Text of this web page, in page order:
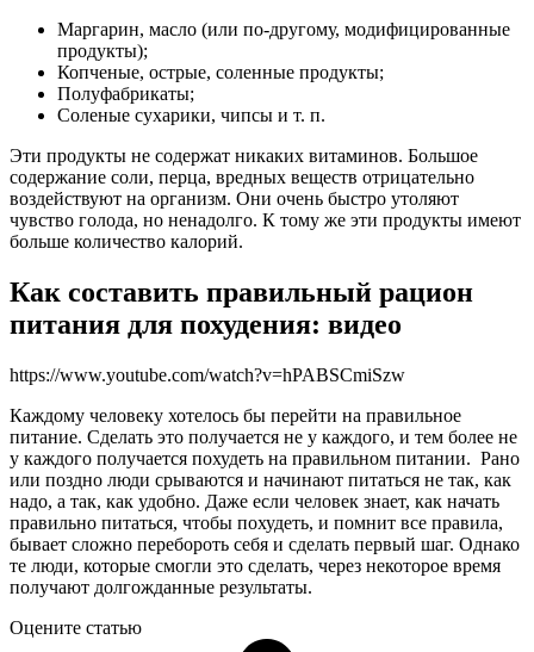
Маргарин, масло (или по-другому, модифицированные
продукты);
Копченые, острые, соленные продукты;
Полуфабрикаты;
Соленые сухарики, чипсы и т. п.
Эти продукты не содержат никаких витаминов. Большое
содержание соли, перца, вредных веществ отрицательно
воздействуют на организм. Они очень быстро утоляют
чувство голода, но ненадолго. К тому же эти продукты имеют
больше количество калорий.
Как составить правильный рацион
питания для похудения: видео
https://www.youtube.com/watch?v=hPABSCmiSzw
Каждому человеку хотелось бы перейти на правильное
питание. Сделать это получается не у каждого, и тем более не
у каждого получается похудеть на правильном питании. Рано
или поздно люди срываются и начинают питаться не так, как
надо, а так, как удобно. Даже если человек знает, как начать
правильно питаться, чтобы похудеть, и помнит все правила,
бывает сложно перебороть себя и сделать первый шаг. Однако
те люди, которые смогли это сделать, через некоторое время
получают долгожданные результаты.
Оцените статью